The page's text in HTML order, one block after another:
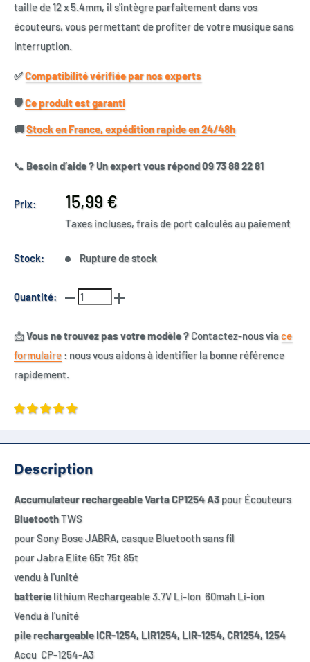
taille de 12 x 5.4mm, il s'intègre parfaitement dans vos
écouteurs, vous permettant de profiter de votre musique sans
interruption.
✅​Compatibilité vérifiée par nos experts
🛡️​Ce produit est garanti
🚚​Stock en France, expédition rapide en 24/48h
📞 Besoin d’aide ? Un expert vous répond 09 73 88 22 81
Prix:
Prix
réduit
15,99 €
Taxes incluses, frais de port calculés au paiement
Stock: Rupture de stock
Quantité:
📩Vous ne trouvez pas votre modèle ?Contactez-nous viace
formulaire : nous vous aidons à identifier la bonne référence
rapidement.
Description
Accumulateur rechargeable Varta CP1254 A3pour Écouteurs
BluetoothTWS
pour Sony Bose JABRA, casque Bluetooth sans fil
pour Jabra Elite 65t 75t 85t
vendu à l'unité
batterielithium Rechargeable 3.7V Li-Ion 60mah Li-ion
Vendu à l'unité
pile rechargeable ICR-1254, LIR1254, LIR-1254, CR1254, 1254
Accu CP-1254-A3